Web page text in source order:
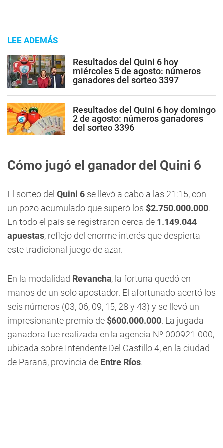
LEE ADEMÁS
Resultados del Quini 6 hoy
miércoles 5 de agosto: números
ganadores del sorteo 3397
Resultados del Quini 6 hoy domingo
2 de agosto: números ganadores
del sorteo 3396
Cómo jugó el ganador del Quini 6
El sorteo del Quini 6 se llevó a cabo a las 21:15, con
un pozo acumulado que superó los $2.750.000.000.
En todo el país se registraron cerca de 1.149.044
apuestas, reflejo del enorme interés que despierta
este tradicional juego de azar.
En la modalidad Revancha, la fortuna quedó en
manos de un solo apostador. El afortunado acertó los
seis números (03, 06, 09, 15, 28 y 43) y se llevó un
impresionante premio de $600.000.000. La jugada
ganadora fue realizada en la agencia Nº 000921-000,
ubicada sobre Intendente Del Castillo 4, en la ciudad
de Paraná, provincia de Entre Ríos.